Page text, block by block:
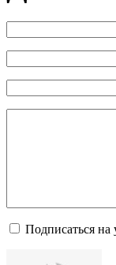
Подписаться на